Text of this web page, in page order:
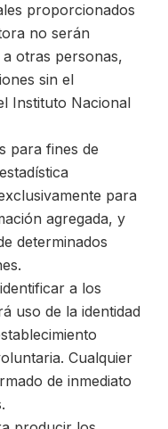
proporcionados
no serán
otras personas,
sin el
Instituto Nacional
para fines de
para
agregada, y
determinados
a los
uso de la identidad
Cualquier
de inmediato